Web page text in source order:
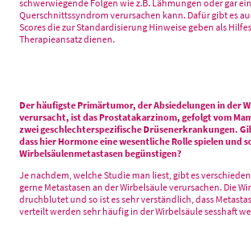
schwerwiegende Folgen wie z.B. Lähmungen oder gar ein
Querschnittssyndrom verursachen kann. Dafür gibt es
Scores die zur Standardisierung Hinweise geben als
Therapieansatz dienen.
Der häufigste Primärtumor, der Absiedelungen in der
verursacht, ist das Prostatakarzinom, gefolgt vom
zwei geschlechterspezifische Drüsenerkrankungen.
dass hier Hormone eine wesentliche Rolle spielen und
Wirbelsäulenmetastasen begünstigen?
Je nachdem, welche Studie man liest, gibt es
gerne Metastasen an der Wirbelsäule verursachen. Die
druchblutet und so ist es sehr verständlich, dass
verteilt werden sehr häufig in der Wirbelsäule sesshaft